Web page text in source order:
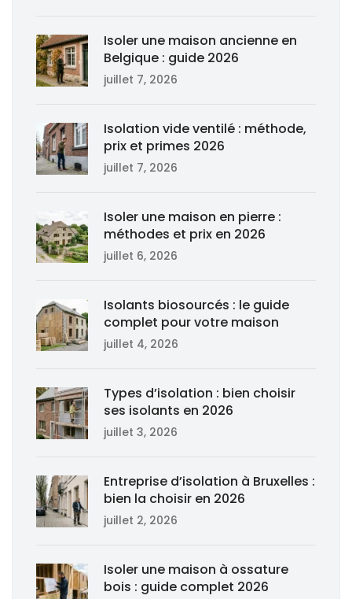
Isoler une maison ancienne en
Belgique : guide 2026
juillet 7, 2026
Isolation vide ventilé : méthode,
prix et primes 2026
juillet 7, 2026
Isoler une maison en pierre :
méthodes et prix en 2026
juillet 6, 2026
Isolants biosourcés : le guide
complet pour votre maison
juillet 4, 2026
Types d’isolation : bien choisir
ses isolants en 2026
juillet 3, 2026
Entreprise d’isolation à Bruxelles :
bien la choisir en 2026
juillet 2, 2026
Isoler une maison à ossature
bois : guide complet 2026